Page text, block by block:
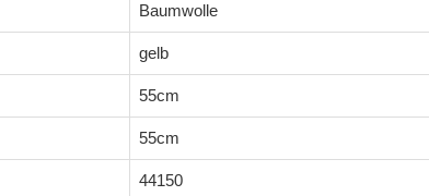
Baumwolle
gelb
55cm
55cm
44150